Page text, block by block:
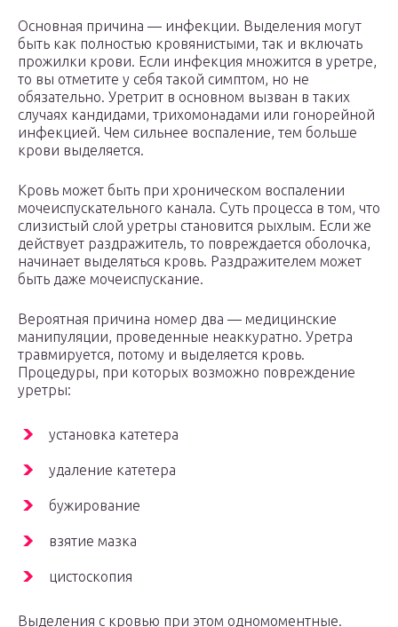
Основная причина — инфекции. Выделения могут
быть как полностью кровянистыми, так и включать
прожилки крови. Если инфекция множится в уретре,
то вы отметите у себя такой симптом, но не
обязательно. Уретрит в основном вызван в таких
случаях кандидами, трихомонадами или гонорейной
инфекцией. Чем сильнее воспаление, тем больше
крови выделяется.
Кровь может быть при хроническом воспалении
мочеиспускательного канала. Суть процесса в том, что
слизистый слой уретры становится рыхлым. Если же
действует раздражитель, то повреждается оболочка,
начинает выделяться кровь. Раздражителем может
быть даже мочеиспускание.
Вероятная причина номер два — медицинские
манипуляции, проведенные неаккуратно. Уретра
травмируется, потому и выделяется кровь.
Процедуры, при которых возможно повреждение
уретры:
установка катетера
удаление катетера
бужирование
взятие мазка
цистоскопия
Выделения с кровью при этом одномоментные.